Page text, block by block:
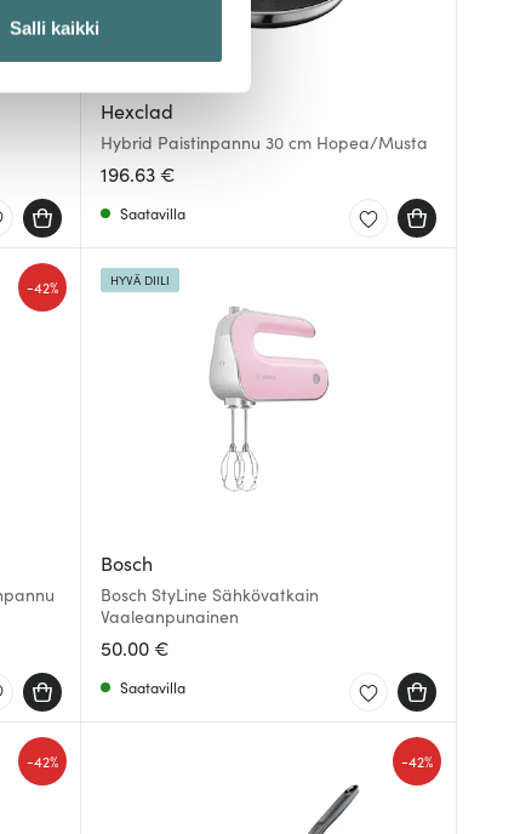
tukemiseen
Salli kaikki
Hexclad
Hybrid Paistinpannu 30 cm Hopea/Musta
196.63 €
Saatavilla
-42%
Bosch
Bosch StyLine Sähkövatkain
Vaaleanpunainen
50.00 €
HYVÄ DIILI
Saatavilla
-42% -42%